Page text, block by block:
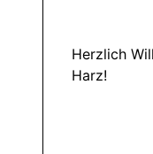
Herzlich
Harz!